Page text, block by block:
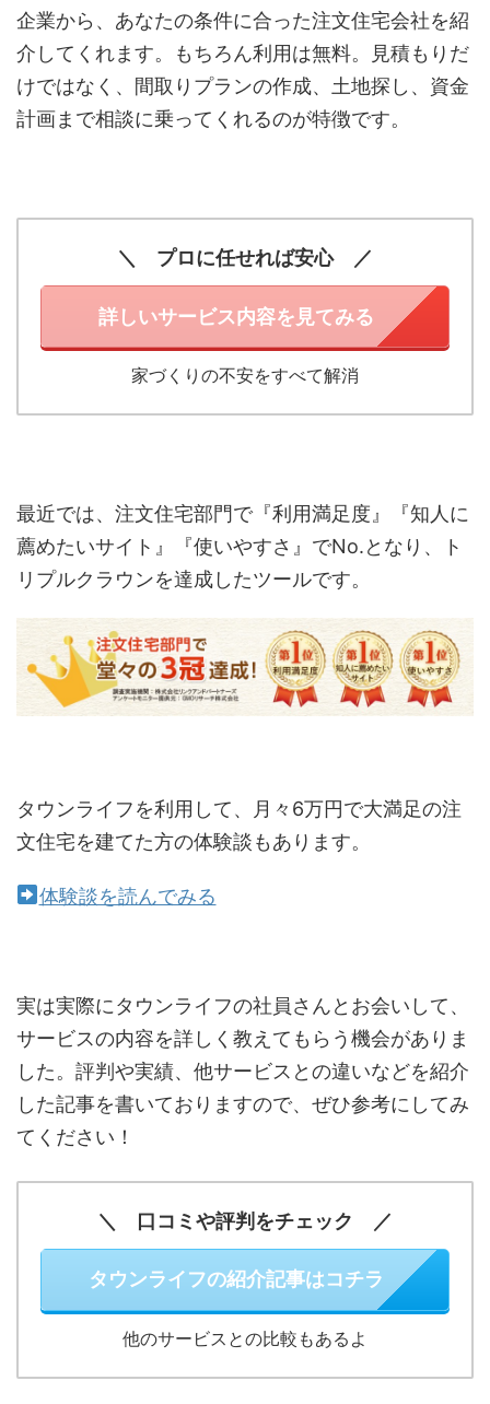
企業から、あなたの条件に合った注文住宅会社を紹
介してくれます。もちろん利用は無料。見積もりだ
けではなく、間取りプランの作成、土地探し、資金
計画まで相談に乗ってくれるのが特徴です。
＼ プロに任せれば安心 ／
詳しいサービス内容を見てみる
家づくりの不安をすべて解消
最近では、注文住宅部門で『利用満足度』『知人に
薦めたいサイト』『使いやすさ』でNo.となり、ト
リプルクラウンを達成したツールです。
タウンライフを利用して、月々6万円で大満足の注
文住宅を建てた方の体験談もあります。
体験談を読んでみる
実は実際にタウンライフの社員さんとお会いして、
サービスの内容を詳しく教えてもらう機会がありま
した。評判や実績、他サービスとの違いなどを紹介
した記事を書いておりますので、ぜひ参考にしてみ
てください！
＼ 口コミや評判をチェック ／
タウンライフの紹介記事はコチラ
他のサービスとの比較もあるよ